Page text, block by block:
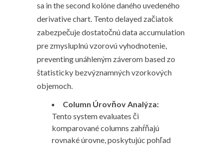
sa in the second kolóne daného uvedeného
derivative chart. Tento delayed začiatok
zabezpečuje dostatočnú data accumulation
pre zmysluplnú vzorovú vyhodnotenie,
preventing unáhleným záverom based zo
štatisticky bezvýznamných vzorkových
objemoch.
Column Úrovňov Analýza:
Tento system evaluates či
komparované columns zahŕňajú
rovnaké úrovne, poskytujúc pohľad